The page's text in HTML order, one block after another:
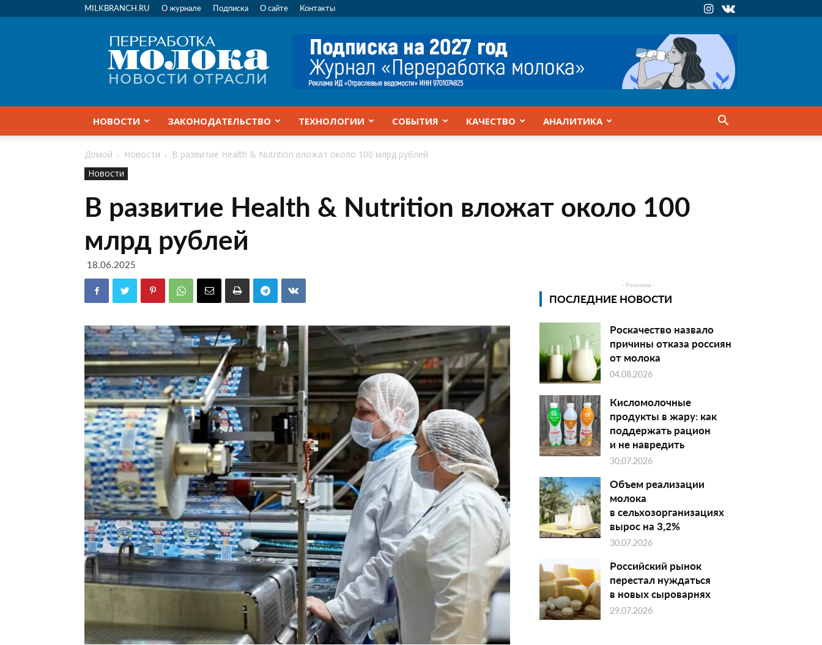
MILKBRANCH.RU О журнале Подписка О сайте Контакты
Переработка
молока
|
Новости
НОВОСТИ ЗАКОНОДАТЕЛЬСТВО ТЕХНОЛОГИИ СОБЫТИЯ КАЧЕСТВО АНАЛИТИКА
Домой Новости
В развитие Health & Nutrition вложат около 100 млрд рублей
Новости
В развитие Health & Nutrition вложат около 100
млрд рублей
18.06.2025
- Реклама -
ПОСЛЕДНИЕ НОВОСТИ
Роскачество назвало
причины отказа россиян
от молока
04.08.2026
Кисломолочные
продукты в жару: как
поддержать рацион
и не навредить
30.07.2026
Объем реализации
молока
в сельхозорганизациях
вырос на 3,2%
30.07.2026
Российский рынок
перестал нуждаться
в новых сыроварнях
29.07.2026